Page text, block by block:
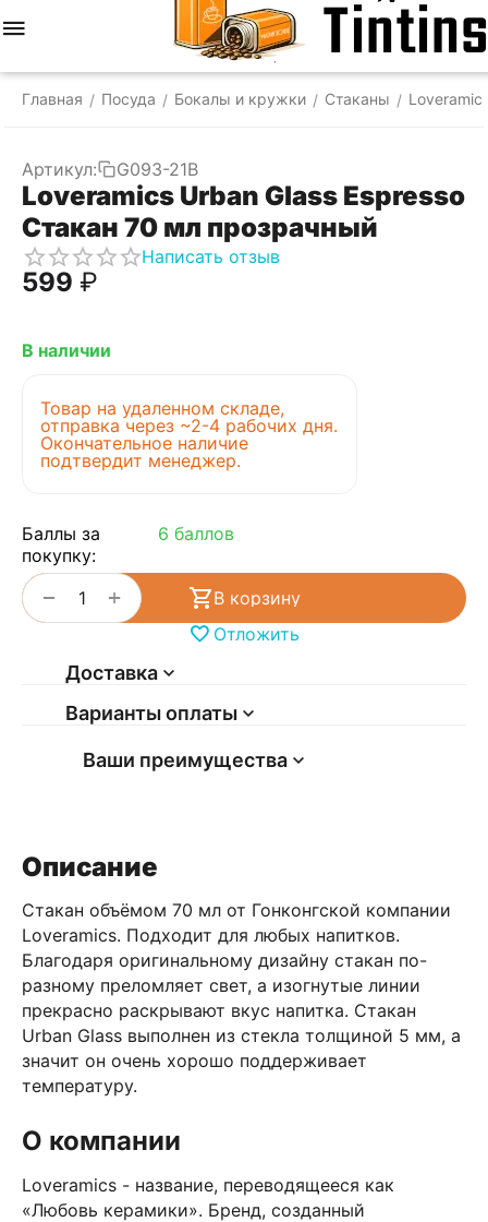
Главная / Посуда / Бокалы и кружки / Стаканы /
Артикул: G093-21B
Loveramics Urban Glass Espresso
Стакан 70 мл прозрачный
Написать отзыв
‍599‍ ₽
В наличии
Товар на удаленном складе,
отправка через ~2-4 рабочих дня.
Окончательное наличие
подтвердит менеджер.
Баллы за
покупку:
6 баллов
+
−
В корзину
Отложить
Доставка
Варианты оплаты
Ваши преимущества
Описание
Стакан объёмом 70 мл от Гонконгской компании
Loveramics. Подходит для любых напитков.
Благодаря оригинальному дизайну стакан по-
разному преломляет свет, а изогнутые линии
прекрасно раскрывают вкус напитка. Стакан
Urban Glass выполнен из стекла толщиной 5 мм, а
значит он очень хорошо поддерживает
температуру.
О компании
Loveramics - название, переводящееся как
«Любовь керамики». Бренд, созданный
Корзина Отложенные
товары
Аккаунт